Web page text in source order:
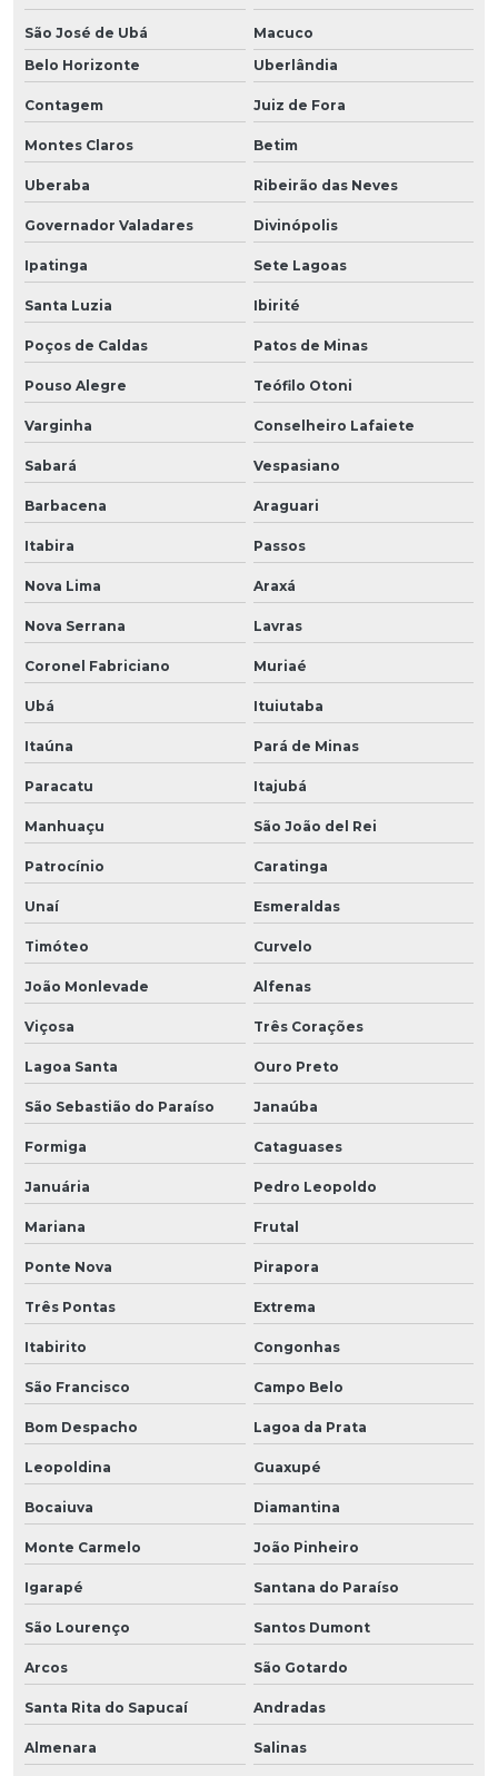
São José de Ubá
Macuco
Belo Horizonte
Uberlândia
Contagem Juiz de Fora
Montes Claros Betim
Uberaba Ribeirão das Neves
Governador Valadares Divinópolis
Ipatinga Sete Lagoas
Santa Luzia Ibirité
Poços de Caldas Patos de Minas
Pouso Alegre Teófilo Otoni
Varginha Conselheiro Lafaiete
Sabará Vespasiano
Barbacena Araguari
Itabira Passos
Nova Lima Araxá
Nova Serrana Lavras
Coronel Fabriciano Muriaé
Ubá Ituiutaba
Itaúna Pará de Minas
Paracatu Itajubá
Manhuaçu São João del Rei
Patrocínio Caratinga
Unaí Esmeraldas
Timóteo Curvelo
João Monlevade Alfenas
Viçosa Três Corações
Lagoa Santa Ouro Preto
São Sebastião do Paraíso Janaúba
Formiga Cataguases
Januária Pedro Leopoldo
Mariana Frutal
Ponte Nova Pirapora
Três Pontas Extrema
Itabirito Congonhas
São Francisco Campo Belo
Bom Despacho Lagoa da Prata
Leopoldina Guaxupé
Bocaiuva Diamantina
Monte Carmelo João Pinheiro
Igarapé Santana do Paraíso
São Lourenço Santos Dumont
Arcos São Gotardo
Santa Rita do Sapucaí Andradas
Almenara Salinas